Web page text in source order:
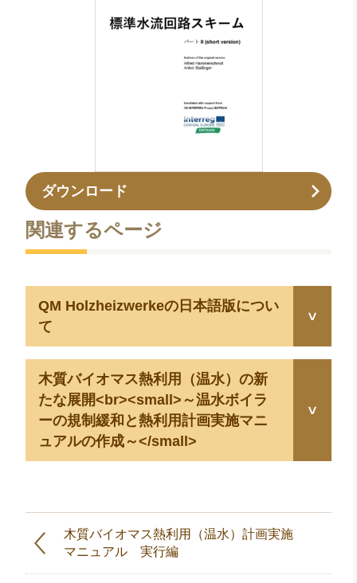
ダウンロード
関連するページ
QM Holzheizwerkeの日本語版につい
て
木質バイオマス熱利用（温水）の新
たな展開<br><small>～温水ボイラ
ーの規制緩和と熱利用計画実施マニ
ュアルの作成～</small>
木質バイオマス熱利用（温水）計画実施
マニュアル 実行編